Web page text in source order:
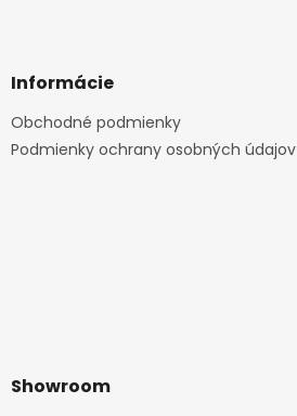
Informácie
Obchodné podmienky
Podmienky ochrany osobných údajov
Showroom